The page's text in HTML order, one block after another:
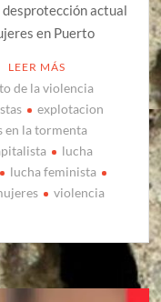
actual
en Puerto
LEER MÁS
de la violencia
explotacion
en la tormenta
lucha
lucha feminista
violencia